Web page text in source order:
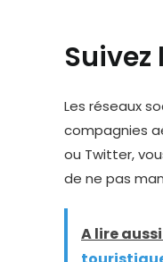
Les réseaux
compagnies
ou Twitter,
de ne pas
A lire aussi